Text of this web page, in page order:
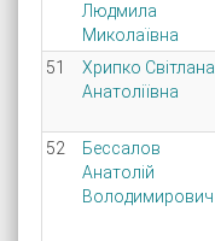
Людмила
Миколаївна
51
Хрипко Світлана
Анатоліївна
52
Бессалов
Анатолій
Володимирович